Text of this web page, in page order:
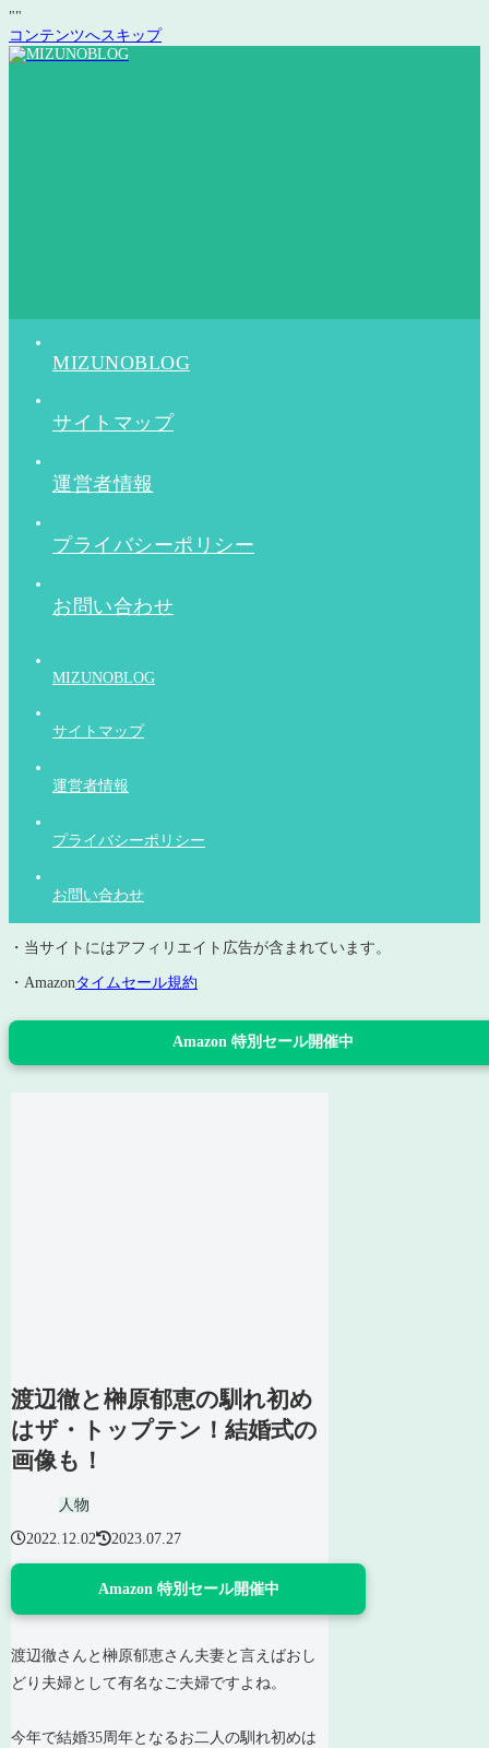
""
コンテンツへスキップ
MIZUNOBLOG
サイトマップ
運営者情報
プライバシーポリシー
お問い合わせ
MIZUNOBLOG
サイトマップ
運営者情報
プライバシーポリシー
お問い合わせ
・当サイトにはアフィリエイト広告が含まれています。
・Amazonタイムセール規約
Amazon 特別セール開催中
渡辺徹と榊原郁恵の馴れ初め
はザ・トップテン！結婚式の
画像も！
人物
2022.12.02 2023.07.27
Amazon 特別セール開催中
渡辺徹さんと榊原郁恵さん夫妻と言えばおし
どり夫婦として有名なご夫婦ですよね。
今年で結婚35周年となるお二人の馴れ初めは